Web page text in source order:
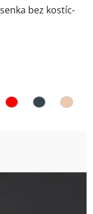
bez kostíc-